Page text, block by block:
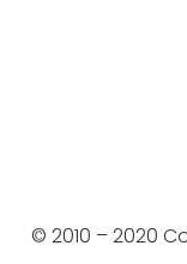
© 2010 – 2020